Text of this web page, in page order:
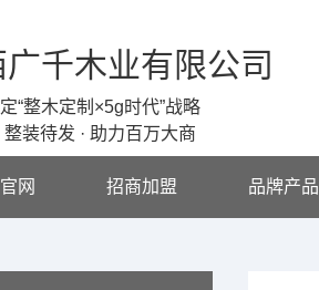
广千木业有限公司
“整木定制×5g时代”战略
装待发 · 助力百万大商
网 招商加盟 品牌产品